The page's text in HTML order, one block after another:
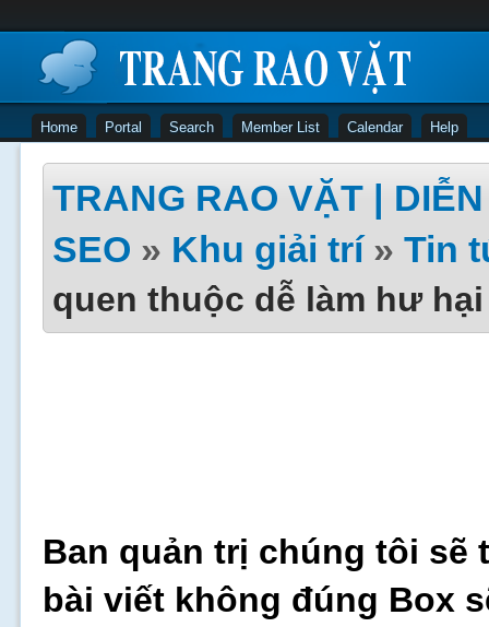
Home Portal Search Member List Calendar Help
TRANG RAO VẶT |
SEO » Khu giải trí»Tin
quen thuộc dễ làm hư
Ban quản trị chúng tôi sẽ
bài viết không đúng Box